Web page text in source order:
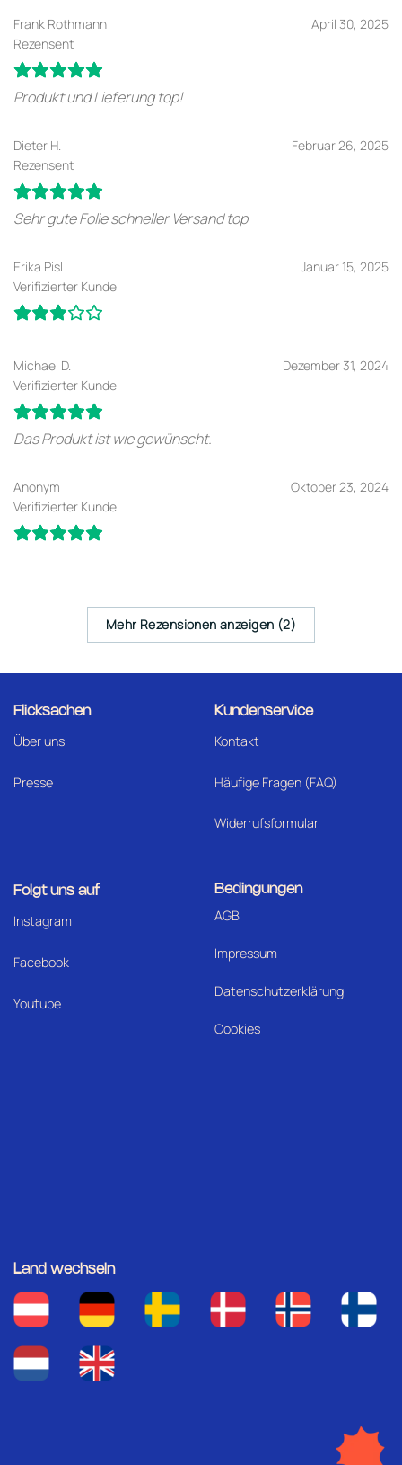
Frank Rothmann
Rezensent
April 30, 2025
Produkt und Lieferung top!
Dieter H.
Rezensent
Februar 26, 2025
Sehr gute Folie schneller Versand top
Erika Pisl
Verifizierter Kunde
Januar 15, 2025
Michael D.
Verifizierter Kunde
Dezember 31, 2024
Das Produkt ist wie gewünscht.
Anonym
Verifizierter Kunde
Oktober 23, 2024
Mehr Rezensionen anzeigen (2)
Flicksachen
Über uns
Presse
Kundenservice
Kontakt
Häufige Fragen (FAQ)
Widerrufsformular
Folgt uns auf
Instagram
Facebook
Youtube
Bedingungen
AGB
Impressum
Datenschutzerklärung
Cookies
Land wechseln